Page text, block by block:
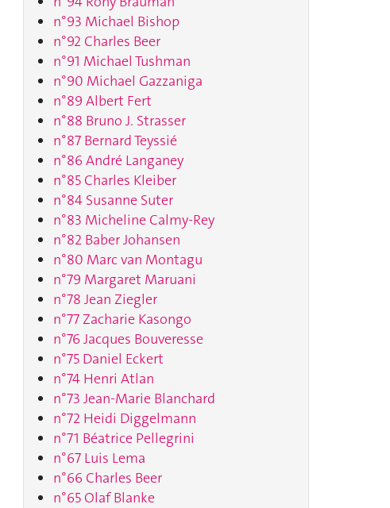
n°93 Michael Bishop
n°92 Charles Beer
n°91 Michael Tushman
n°90 Michael Gazzaniga
n°89 Albert Fert
n°88 Bruno J. Strasser
n°87 Bernard Teyssié
n°86 André Langaney
n°85 Charles Kleiber
n°84 Susanne Suter
n°83 Micheline Calmy-Rey
n°82 Baber Johansen
n°80 Marc van Montagu
n°79 Margaret Maruani
n°78 Jean Ziegler
n°77 Zacharie Kasongo
n°76 Jacques Bouveresse
n°75 Daniel Eckert
n°74 Henri Atlan
n°73 Jean-Marie Blanchard
n°72 Heidi Diggelmann
n°71 Béatrice Pellegrini
n°67 Luis Lema
n°66 Charles Beer
n°65 Olaf Blanke